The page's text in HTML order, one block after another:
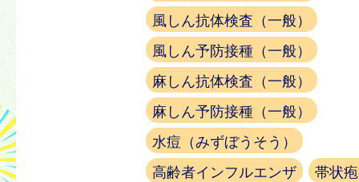
風しん抗体検査（一般）
風しん予防接種（一般）
麻しん抗体検査（一般）
麻しん予防接種（一般）
水痘（みずぼうそう）
高齢者インフルエンザ
帯状